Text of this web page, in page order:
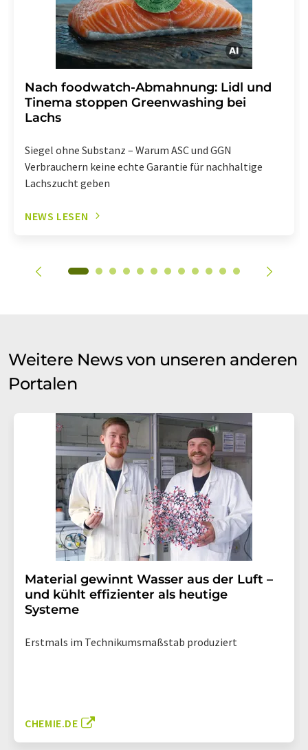
Nach foodwatch-Abmahnung: Lidl und
Tinema stoppen Greenwashing bei
Lachs
Siegel ohne Substanz – Warum ASC und GGN
Verbrauchern keine echte Garantie für nachhaltige
Lachszucht geben
NEWS LESEN
Weitere News von unseren anderen
Portalen
Material gewinnt Wasser aus der Luft –
und kühlt effizienter als heutige
Systeme
Erstmals im Technikumsmaßstab produziert
CHEMIE.DE